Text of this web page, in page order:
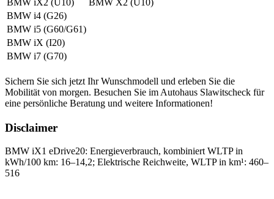
BMW i4 (G26)
BMW i5 (G60/G61)
BMW iX (I20)
BMW i7 (G70)
Sichern Sie sich jetzt Ihr Wunschmodell und erleben Sie die
Mobilität von morgen. Besuchen Sie im Autohaus Slawitscheck für
eine persönliche Beratung und weitere Informationen!
Disclaimer
BMW iX1 eDrive20: Energieverbrauch, kombiniert WLTP in
kWh/100 km: 16–14,2; Elektrische Reichweite, WLTP in km¹: 460–
516